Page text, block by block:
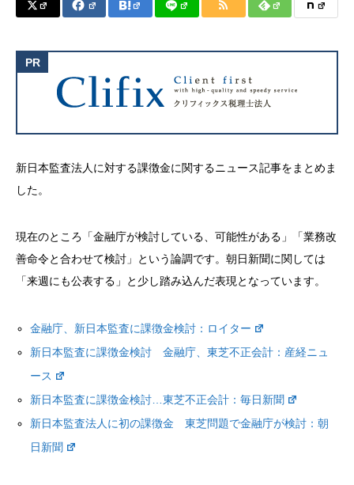
新日本監査法人に対する課徴金に関するニュース記事をまとめま
した。
現在のところ「金融庁が検討している、可能性がある」「業務改
善命令と合わせて検討」という論調です。朝日新聞に関しては
「来週にも公表する」と少し踏み込んだ表現となっています。
金融庁、新日本監査に課徴金検討：ロイター
新日本監査に課徴金検討 金融庁、東芝不正会計：産経ニュ
ース
新日本監査に課徴金検討…東芝不正会計：毎日新聞
新日本監査法人に初の課徴金 東芝問題で金融庁が検討：朝
日新聞